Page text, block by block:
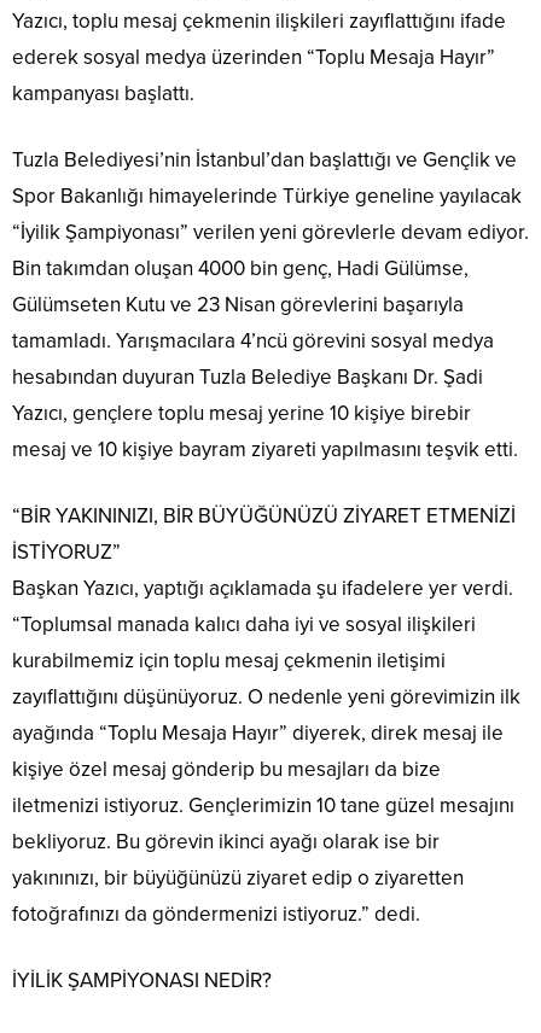
Yazıcı, toplu mesaj çekmenin ilişkileri zayıflattığını ifade
ederek sosyal medya üzerinden “Toplu Mesaja Hayır”
kampanyası başlattı.
Tuzla Belediyesi’nin İstanbul’dan başlattığı ve Gençlik ve
Spor Bakanlığı himayelerinde Türkiye geneline yayılacak
“İyilik Şampiyonası” verilen yeni görevlerle devam ediyor.
Bin takımdan oluşan 4000 bin genç, Hadi Gülümse,
Gülümseten Kutu ve 23 Nisan görevlerini başarıyla
tamamladı. Yarışmacılara 4’ncü görevini sosyal medya
hesabından duyuran Tuzla Belediye Başkanı Dr. Şadi
Yazıcı, gençlere toplu mesaj yerine 10 kişiye birebir
mesaj ve 10 kişiye bayram ziyareti yapılmasını teşvik etti.
“BİR YAKININIZI, BİR BÜYÜĞÜNÜZÜ ZİYARET ETMENİZİ
İSTİYORUZ”
Başkan Yazıcı, yaptığı açıklamada şu ifadelere yer verdi.
“Toplumsal manada kalıcı daha iyi ve sosyal ilişkileri
kurabilmemiz için toplu mesaj çekmenin iletişimi
zayıflattığını düşünüyoruz. O nedenle yeni görevimizin ilk
ayağında “Toplu Mesaja Hayır” diyerek, direk mesaj ile
kişiye özel mesaj gönderip bu mesajları da bize
iletmenizi istiyoruz. Gençlerimizin 10 tane güzel mesajını
bekliyoruz. Bu görevin ikinci ayağı olarak ise bir
yakınınızı, bir büyüğünüzü ziyaret edip o ziyaretten
fotoğrafınızı da göndermenizi istiyoruz.” dedi.
İYİLİK ŞAMPİYONASI NEDİR?